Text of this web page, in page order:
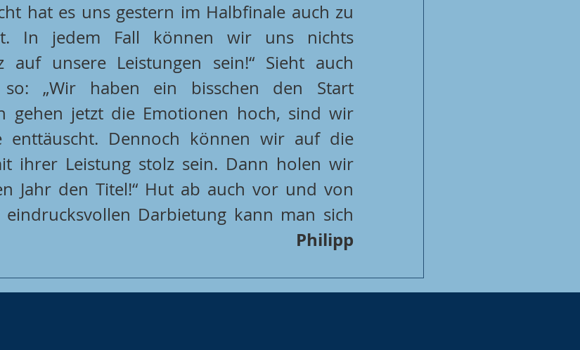
hat es uns gestern im Halbfinale auch zu
In jedem Fall können wir uns nichts
unsere Leistungen sein!“ Sieht auch
so: „Wir haben ein bisschen den Start
gehen jetzt die Emotionen hoch, sind wir
enttäuscht. Dennoch können wir auf die
ihrer Leistung stolz sein. Dann holen wir
Jahr den Titel!“ Hut ab auch vor und von
Darbietung kann man sich
Philipp